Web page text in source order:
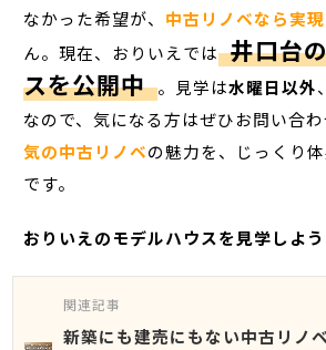
なかった希望が、 中古リノベなら実
ん。現在、おりいえでは 井口台
スを公開中 。見学は水曜日以外、
なので、気になる方はぜひお問い合わ
気の中古リノベの魅力を、じっくり
です。
おりいえのモデルハウスを見学しよう
関連記事
新築にも建売にもない中古リノ